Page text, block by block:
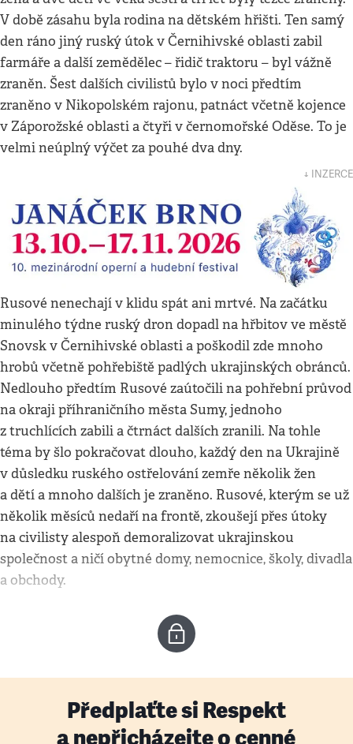
V době zásahu byla rodina na dětském hřišti. Ten samý
den ráno jiný ruský útok v Černihivské oblasti zabil
farmáře a další zemědělec – řidič traktoru – byl vážně
zraněn. Šest dalších civilistů bylo v noci předtím
zraněno v Nikopolském rajonu, patnáct včetně kojence
v Záporožské oblasti a čtyři v černomořské Oděse. To je
velmi neúplný výčet za pouhé dva dny.
↓ INZERCE
Rusové nenechají v klidu spát ani mrtvé. Na začátku
minulého týdne ruský dron dopadl na hřbitov ve městě
Snovsk v Černihivské oblasti a poškodil zde mnoho
hrobů včetně pohřebiště padlých ukrajinských obránců.
Nedlouho předtím Rusové zaútočili na pohřební průvod
na okraji příhraničního města Sumy, jednoho
z truchlících zabili a čtrnáct dalších zranili. Na tohle
téma by šlo pokračovat dlouho, každý den na Ukrajině
v důsledku ruského ostřelování zemře několik žen
a dětí a mnoho dalších je zraněno. Rusové, kterým se už
několik měsíců nedaří na frontě, zkoušejí přes útoky
na civilisty alespoň demoralizovat ukrajinskou
společnost a ničí obytné domy, nemocnice, školy, divadla
a obchody.
Předplaťte si Respekt
a nepřicházejte o cenné